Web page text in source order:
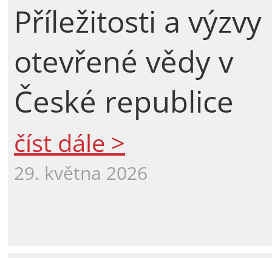
Příležitosti a výzvy
otevřené vědy v
České republice
číst dále >
29. května 2026